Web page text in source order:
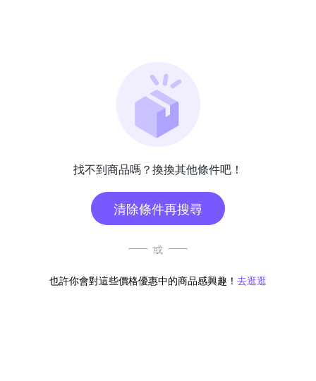
找不到商品嗎？換換其他條件吧！
清除條件再搜尋
或
也許你會對這些價格優惠中的商品感興趣！ 去逛逛